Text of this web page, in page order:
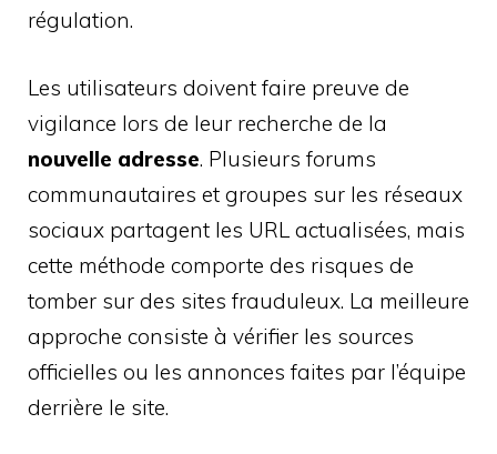
régulation.
Les utilisateurs doivent faire preuve de
vigilance lors de leur recherche de la
nouvelle adresse. Plusieurs forums
communautaires et groupes sur les réseaux
sociaux partagent les URL actualisées, mais
cette méthode comporte des risques de
tomber sur des sites frauduleux. La meilleure
approche consiste à vérifier les sources
officielles ou les annonces faites par l’équipe
derrière le site.